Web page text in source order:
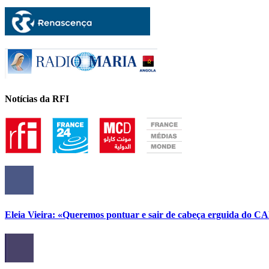
Notícias da RFI
Eleia Vieira: «Queremos pontuar e sair de cabeça erguida do